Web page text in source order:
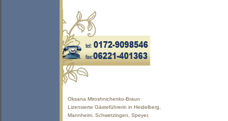
Oksana Miroshnichenko-Braun
Lizensierte Gästeführerin in Heidelberg,
Mannheim, Schwetzingen, Speyer,